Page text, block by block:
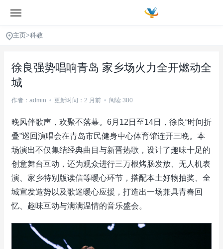
主页>科教
徐良强势唱响青岛 家乡场火力全开燃动全
城
作者：admin • 更新时间：2 月前 • 阅读 380
晚风伴歌声，欢聚不落幕。6月12日至14日，徐良“时间折
叠”巡回演唱会在青岛市民健身中心体育馆连开三晚。本
场演出不仅集结经典曲目与新晋热歌，设计了趣味十足的
创意舞台互动，还为观众进行三万根烤肠发放、无人机表
演、家乡特别版读信等暖心环节，搭配本土好物抽奖、全
城宣发造势以及歌迷暖心应援，打造出一场兼具青春回
忆、趣味互动与满满温情的音乐盛会。